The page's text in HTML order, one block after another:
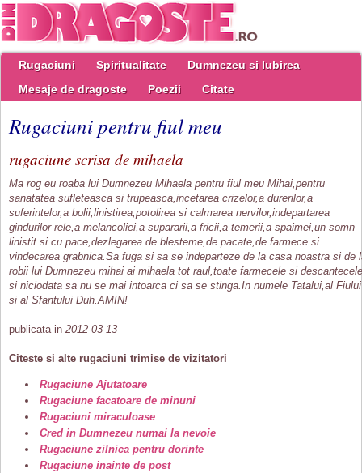
Rugaciuni Spiritualitate
Dumnezeu si Iubirea
Mesaje de dragoste
Poezii Citate
Rugaciuni pentru fiul meu
rugaciune scrisa de mihaela
Ma rog eu roaba lui Dumnezeu Mihaela pentru fiul meu Mihai,pentru
sanatatea sufleteasca si trupeasca,incetarea crizelor,a durerilor,a
suferintelor,a bolii,linistirea,potolirea si calmarea nervilor,indepartarea
gindurilor rele,a melancoliei,a supararii,a fricii,a temerii,a spaimei,un somn
linistit si cu pace,dezlegarea de blesteme,de pacate,de farmece si
vindecarea grabnica.Sa fuga si sa se indeparteze de la casa noastra si de
robii lui Dumnezeu mihai ai mihaela tot raul,toate farmecele si descantecele
si niciodata sa nu se mai intoarca ci sa se stinga.In numele Tatalui,al Fiului
si al Sfantului Duh.AMIN!
publicata in 2012-03-13
Citeste si alte rugaciuni trimise de vizitatori
Rugaciune Ajutatoare
Rugaciune facatoare de minuni
Rugaciuni miraculoase
Cred in Dumnezeu numai la nevoie
Rugaciune zilnica pentru dorinte
Rugaciune inainte de post